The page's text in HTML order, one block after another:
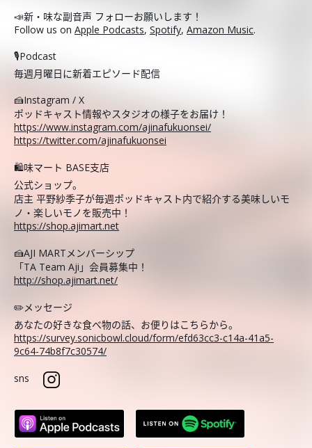
📣新・味な副音声 フォローお願いします！
Follow us on Apple Podcasts, Spotify, Amazon Music.
🎙️Podcast
毎週月曜日に新着エピソード配信
🍰Instagram / X
ポッドキャスト情報やスタジオの様子をお届け！
https://www.instagram.com/ajinafukuonsei/
https://twitter.com/ajinafukuonsei
🛍️味マート BASE支店
公式ショップ。
店主 平野紗季子が毎週ポッドキャスト内で紹介する美味しいモ
ノ・楽しいモノを販売中！
https://shop.ajimart.net
🍰AJI MARTメンバーシップ
「TA Team Aji」会員募集中！
http://shop.ajimart.net/
✏️メッセージ
あなたの好きな食べ物の話、お便りはこちらから。
https://survey.sonicbowl.cloud/form/efd63cc3-c14a-41a5-
9c64-74b8f7c30574/
sns